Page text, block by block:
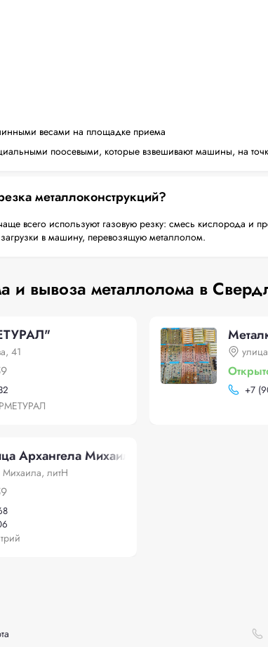
весами на площадке приема
поосевыми, которые взвешивают машины, на
металлоконструкций?
всего используют газовую резку: смесь кислорода и
в машину, перевозящую металлолом.
и вывоза металлолома в
41
+7
Архангела Михаила, литН
Михаила, литН